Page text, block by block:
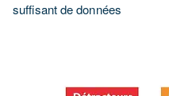
suffisant de données